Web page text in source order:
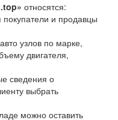
относятся:
и продавцы
узлов по марке,
двигателя,
сведения о
выбрать
можно оставить